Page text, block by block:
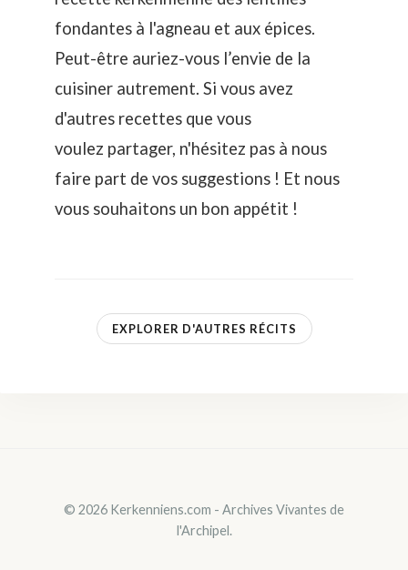
fondantes à l'agneau et aux épices.
Peut-être auriez-vous l’envie de la
cuisiner autrement. Si vous avez
d'autres recettes que vous
voulez partager, n'hésitez pas à nous
faire part de vos suggestions ! Et nous
vous souhaitons un bon appétit !
EXPLORER D'AUTRES RÉCITS
© 2026 Kerkenniens.com - Archives Vivantes de
l'Archipel.